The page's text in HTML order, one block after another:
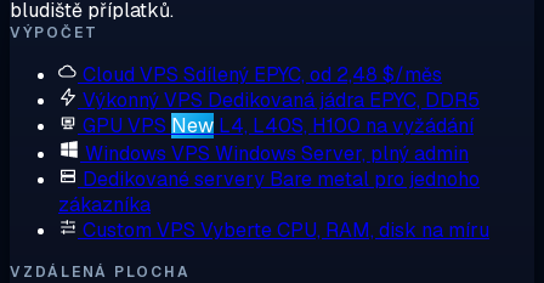
bludiště příplatků.
VÝPOČET
Cloud VPS Sdílený EPYC, od 2,48 $/měs
Výkonný VPS Dedikovaná jádra EPYC, DDR5
GPU VPS New L4, L40S, H100 na vyžádání
Windows VPS Windows Server, plný admin
Dedikované servery Bare metal pro jednoho
zákazníka
Custom VPS Vyberte CPU, RAM, disk na míru
VZDÁLENÁ PLOCHA